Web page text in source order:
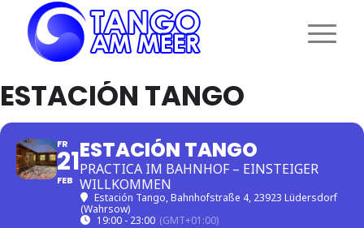
ESTACIÓN TANGO
FR
21
FEB
ESTACIÓN TANGO
PRACTICA IM BAHNHOF – EINSTEIGER
WILLKOMMEN
Estación Tango, Bahnhofstraße 4, 23923 Lüdersdorf
(Wahrsow)
19:00 - 23:00 (GMT+01:00)